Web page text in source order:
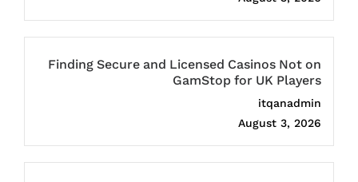
Finding Secure and Licensed Casinos Not on
GamStop for UK Players
itqanadmin
August 3, 2026